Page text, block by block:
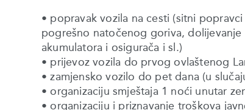
• popravak vozila na cesti (sitni
pogrešno natočenog goriva, dolijevanje
akumulatora i osigurača i sl.)
• prijevoz vozila do prvog ovlaštenog
• zamjensko vozilo do pet dana (u
• organizaciju smještaja 1 noći unutar
• organizaciju i priznavanje troškova